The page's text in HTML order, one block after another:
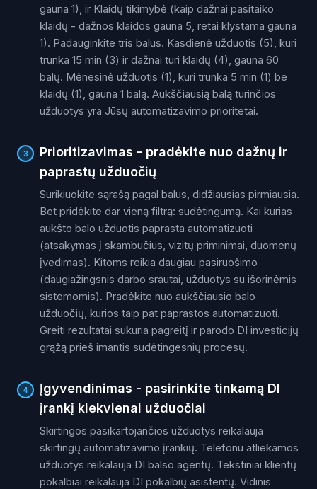
gauna 1), ir Klaidų tikimybė (kaip dažnai pasitaiko
klaidų - dažnos klaidos gauna 5, retai klystama gauna
1). Padauginkite tris balus. Kasdienė užduotis (5), kuri
trunka 15 min (3) ir dažnai turi klaidų (4), gauna 60
balų. Mėnesinė užduotis (1), kuri trunka 5 min (1) be
klaidų (1), gauna 1 balą. Aukščiausią balą turinčios
užduotys yra Jūsų automatizavimo prioritetai.
3
Prioritizavimas - pradėkite nuo dažnų ir
paprastų užduočių
Surikiuokite sąrašą pagal balus, didžiausias pirmiausia.
Bet pridėkite dar vieną filtrą: sudėtingumą. Kai kurias
aukšto balo užduotis paprasta automatizuoti
(atsakymas į skambučius, vizitų priminimai, duomenų
įvedimas). Kitoms reikia daugiau pasiruošimo
(daugiažingsnis darbo srautai, užduotys su išorinėmis
sistemomis). Pradėkite nuo aukščiausio balo
užduočių, kurios taip pat paprastos automatizuoti.
Greiti rezultatai sukuria pagreitį ir parodo DI investicijų
grąžą prieš imantis sudėtingesnių procesų.
4
Įgyvendinimas - pasirinkite tinkamą DI
įrankį kiekvienai užduočiai
Skirtingos pasikartojančios užduotys reikalauja
skirtingų automatizavimo įrankių. Telefonu atliekamos
užduotys reikalauja DI balso agentų. Tekstiniai klientų
pokalbiai reikalauja DI pokalbių asistentų. Vidinis